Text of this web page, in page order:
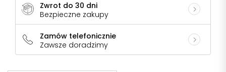
Zwrot do 30 dni
Bezpieczne zakupy
Zamów telefonicznie
Zawsze doradzimy